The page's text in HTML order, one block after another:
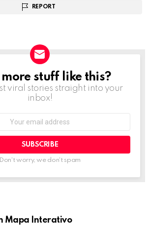
REPORT
stuff like this?
viral stories straight into your
inbox!
Don't worry, we don't spam
Mapa Interativo